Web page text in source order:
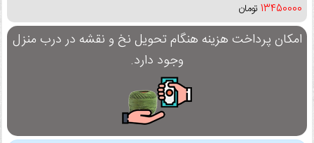
13450000 تومان
امکان پرداخت هزینه هنگام تحویل نخ و نقشه در درب منزل
وجود دارد.